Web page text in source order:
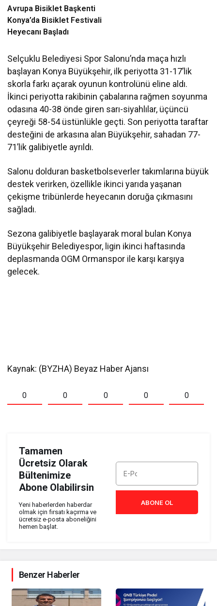
Avrupa Bisiklet Başkenti
Konya’da Bisiklet Festivali
Heyecanı Başladı
Selçuklu Belediyesi Spor Salonu’nda maça hızlı
başlayan Konya Büyükşehir, ilk periyotta 31-17’lik
skorla farkı açarak oyunun kontrolünü eline aldı.
İkinci periyotta rakibinin çabalarına rağmen soyunma
odasına 40-38 önde giren sarı-siyahlılar, üçüncü
çeyreği 58-54 üstünlükle geçti. Son periyotta taraftar
desteğini de arkasına alan Büyükşehir, sahadan 77-
71’lik galibiyetle ayrıldı.
Salonu dolduran basketbolseverler takımlarına büyük
destek verirken, özellikle ikinci yarıda yaşanan
çekişme tribünlerde heyecanın doruğa çıkmasını
sağladı.
Sezona galibiyetle başlayarak moral bulan Konya
Büyükşehir Belediyespor, ligin ikinci haftasında
deplasmanda OGM Ormanspor ile karşı karşıya
gelecek.
Kaynak: (BYZHA) Beyaz Haber Ajansı
0 0 0 0 0
Tamamen
Ücretsiz Olarak
Bültenimize
Abone Olabilirsin
Yeni haberlerden haberdar
olmak için fırsatı kaçırma ve
ücretsiz e-posta aboneliğini
hemen başlat.
ABONE OL
Benzer Haberler